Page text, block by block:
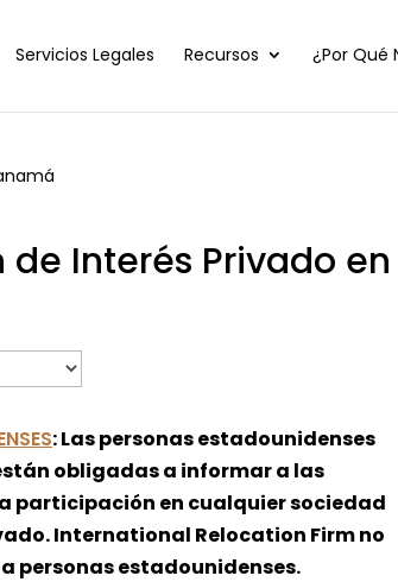
Servicios Legales Recursos ¿Por Qué
Interés Privado en
: Las personas estadounidenses
obligadas a informar a las
participación en cualquier sociedad
International Relocation Firm no
personas estadounidenses.